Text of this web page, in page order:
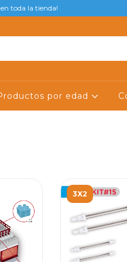
toda la tienda!
por edad
3X2